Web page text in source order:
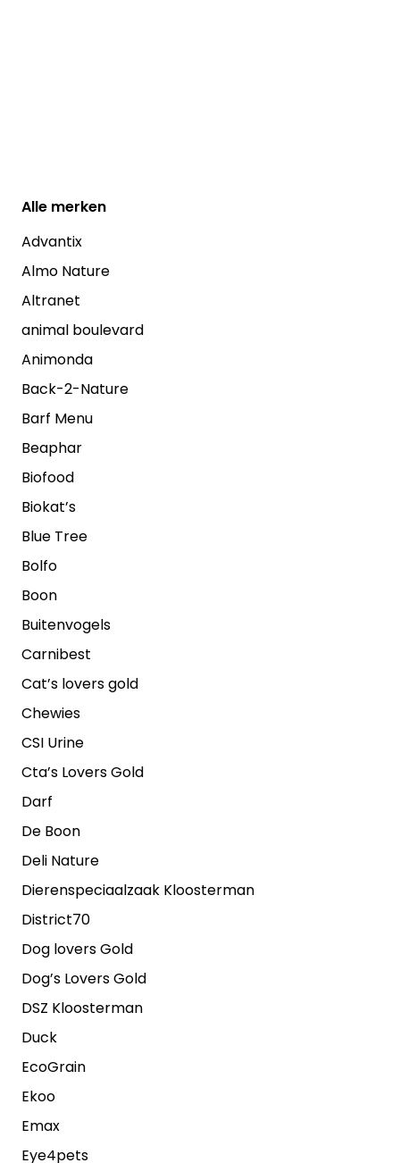
Alle merken
Advantix
Almo Nature
Altranet
animal boulevard
Animonda
Back-2-Nature
Barf Menu
Beaphar
Biofood
Biokat’s
Blue Tree
Bolfo
Boon
Buitenvogels
Carnibest
Cat’s lovers gold
Chewies
CSI Urine
Cta’s Lovers Gold
Darf
De Boon
Deli Nature
Dierenspeciaalzaak Kloosterman
District70
Dog lovers Gold
Dog’s Lovers Gold
DSZ Kloosterman
Duck
EcoGrain
Ekoo
Emax
Eye4pets